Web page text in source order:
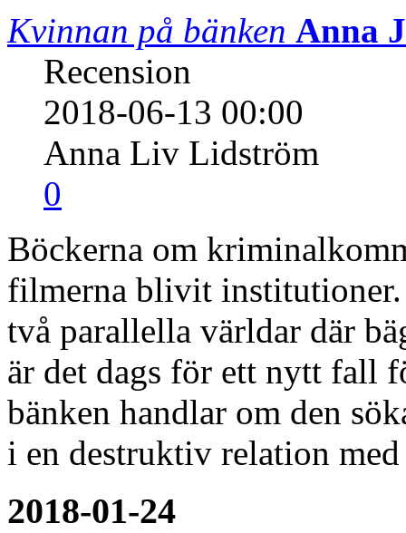
Kvinnan på bänken Anna
Recension
2018-06-13 00:00
Anna Liv Lidström
0
Böckerna om
filmerna blivit institutioner.
två parallella världar där
är det dags för ett nytt fall
bänken handlar om den
i en destruktiv relation
2018-01-24